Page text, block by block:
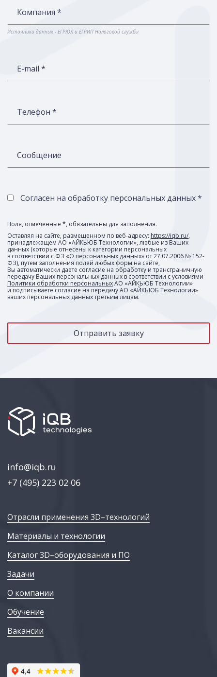
Компания *
Источники данных - ЕГРЮЛ и ЕГРИП Налоговой службы
E-mail *
Телефон *
Сообщение
Согласен на обработку персональных данных *
Поля, отмеченные *, обязательны для заполнения.
Оставляя на сайте, размещенном по веб-адресу: https://iqb.ru/,
принадлежащем АО «АЙКЬЮБ Технологии», любые из Ваших
данных (которые отнесены к категории персональных
в соответствии с ФЗ «О персональных данных» от 27.07.2006 № 152-
ФЗ), путем заполнения полей любых форм на сайте,
Вы автоматически даете согласие на обработку и трансграничную
передачу Ваших персональных данных в соответствии с условиями
Политики обработки персональныхАО «АЙКЬЮБ Технологии»
и подписываете согласие на передачу АО «АЙКЬЮБ Технологии»
ваших персональных данных третьим лицам.
info@iqb.ru
+7 (495) 223 02 06
Отрасли применения 3D–технологий
Материалы и технологии
Каталог 3D–оборудования и ПО
Задачи
О компании
Обучение
Вакансии